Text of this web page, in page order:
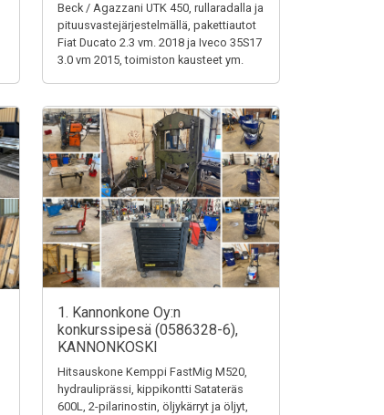
Beck / Agazzani UTK 450, rullaradalla ja
pituusvastejärjestelmällä, pakettiautot
Fiat Ducato 2.3 vm. 2018 ja Iveco 35S17
3.0 vm 2015, toimiston kausteet ym.
1. Kannonkone Oy:n
konkurssipesä (0586328-6),
KANNONKOSKI
Hitsauskone Kemppi FastMig M520,
hydrauliprässi, kippikontti Satateräs
600L, 2-pilarinostin, öljykärryt ja öljyt,